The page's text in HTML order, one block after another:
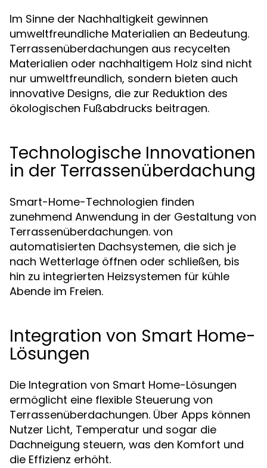
Im Sinne der Nachhaltigkeit gewinnen
umweltfreundliche Materialien an Bedeutung.
Terrassenüberdachungen aus recycelten
Materialien oder nachhaltigem Holz sind nicht
nur umweltfreundlich, sondern bieten auch
innovative Designs, die zur Reduktion des
ökologischen Fußabdrucks beitragen.
Technologische Innovationen
in der Terrassenüberdachung
Smart-Home-Technologien finden
zunehmend Anwendung in der Gestaltung von
Terrassenüberdachungen. von
automatisierten Dachsystemen, die sich je
nach Wetterlage öffnen oder schließen, bis
hin zu integrierten Heizsystemen für kühle
Abende im Freien.
Integration von Smart Home-
Lösungen
Die Integration von Smart Home-Lösungen
ermöglicht eine flexible Steuerung von
Terrassenüberdachungen. Über Apps können
Nutzer Licht, Temperatur und sogar die
Dachneigung steuern, was den Komfort und
die Effizienz erhöht.